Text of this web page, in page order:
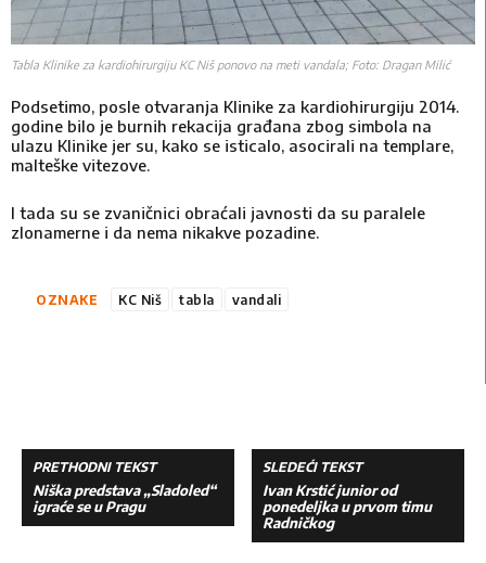
Tabla Klinike za kardiohirurgiju KC Niš ponovo na meti vandala; Foto: Dragan Milić
Podsetimo, posle otvaranja Klinike za kardiohirurgiju 2014.
godine bilo je burnih rekacija građana zbog simbola na
ulazu Klinike jer su, kako se isticalo, asocirali na templare,
malteške vitezove.
I tada su se zvaničnici obraćali javnosti da su paralele
zlonamerne i da nema nikakve pozadine.
OZNAKE KC Niš tabla vandali
PRETHODNI TEKST
Niška predstava „Sladoled“
igraće se u Pragu
SLEDEĆI TEKST
Ivan Krstić junior od
ponedeljka u prvom timu
Radničkog